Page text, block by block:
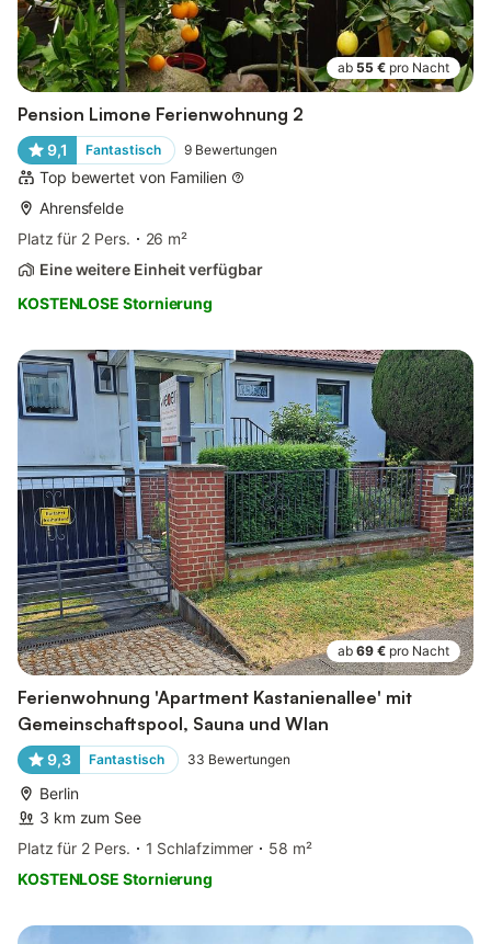
ab 55 € pro Nacht
Pension Limone Ferienwohnung 2
9,1 Fantastisch 9 Bewertungen
Top bewertet von Familien
Ahrensfelde
Platz für 2 Pers.
26 m²
Eine weitere Einheit verfügbar
KOSTENLOSE Stornierung
ab 69 € pro Nacht
Ferienwohnung 'Apartment Kastanienallee' mit
Gemeinschaftspool, Sauna und Wlan
9,3 Fantastisch 33 Bewertungen
Berlin
3 km zum See
Platz für 2 Pers.
1 Schlafzimmer
58 m²
KOSTENLOSE Stornierung